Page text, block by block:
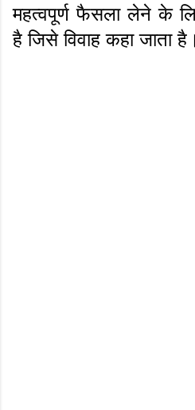
महत्वपूर्ण फैसला लेने के
है जिसे विवाह कहा जाता है।